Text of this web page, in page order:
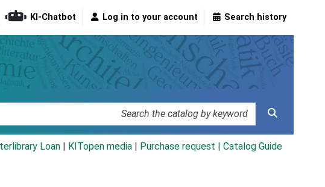
KI-Chatbot Log in to your account Search history
Loan KITopen media Purchase request | Catalog Guide